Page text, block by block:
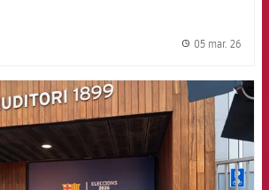
05 mar. 26
FCB Barcelona badge